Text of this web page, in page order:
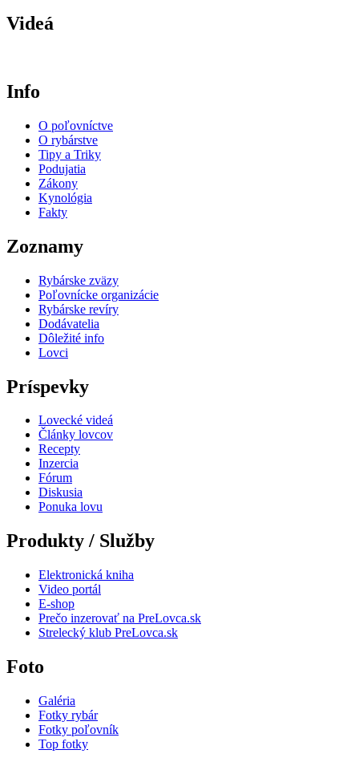
Videá
Info
O poľovníctve
O rybárstve
Tipy a Triky
Podujatia
Zákony
Kynológia
Fakty
Zoznamy
Rybárske zväzy
Poľovnícke organizácie
Rybárske revíry
Dodávatelia
Dôležité info
Lovci
Príspevky
Lovecké videá
Články lovcov
Recepty
Inzercia
Fórum
Diskusia
Ponuka lovu
Produkty / Služby
Elektronická kniha
Video portál
E-shop
Prečo inzerovať na PreLovca.sk
Strelecký klub PreLovca.sk
Foto
Galéria
Fotky rybár
Fotky poľovník
Top fotky